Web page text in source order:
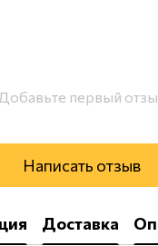
Добавьте первый
Написать отзыв
Доставка